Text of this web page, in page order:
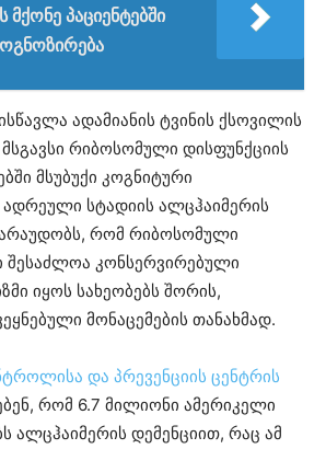
პაციენტებში
ადამიანის ტვინის ქსოვილის
მსგავსი რიბოსომული დისფუნქციის
მსუბუქი კოგნიტური
ადრეული სტადიის ალცჰაიმერის
რომ რიბოსომული
შესაძლოა კონსერვირებული
იყოს სახეობებს შორის,
მონაცემების თანახმად.
და პრევენციის ცენტრის
რომ 6.7 მილიონი ამერიკელი
ალცჰაიმერის დემენციით, რაც ამ